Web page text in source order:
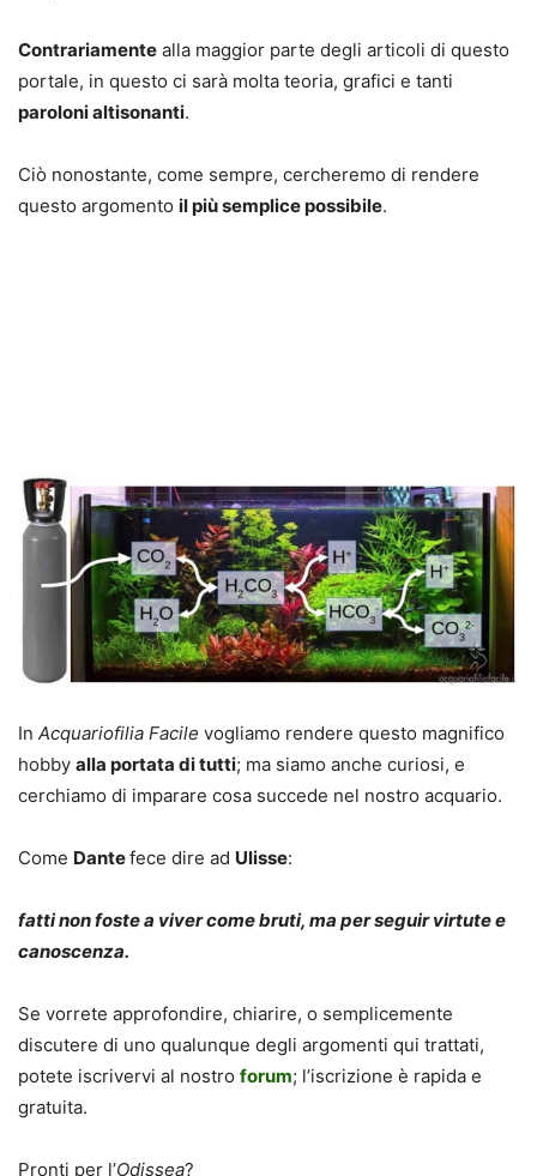
Contrariamente alla maggior parte degli articoli di questo
portale, in questo ci sarà molta teoria, grafici e tanti
paroloni altisonanti.
Ciò nonostante, come sempre, cercheremo di rendere
questo argomento il più semplice possibile.
In Acquariofilia Facile vogliamo rendere questo magnifico
hobby alla portata di tutti; ma siamo anche curiosi, e
cerchiamo di imparare cosa succede nel nostro acquario.
Come Dantefece dire ad Ulisse:
fatti non foste a viver come bruti, ma per seguir virtute e
canoscenza.
Se vorrete approfondire, chiarire, o semplicemente
discutere di uno qualunque degli argomenti qui trattati,
potete iscrivervi al nostro forum; l’iscrizione è rapida e
gratuita.
Pronti per l’Odissea?